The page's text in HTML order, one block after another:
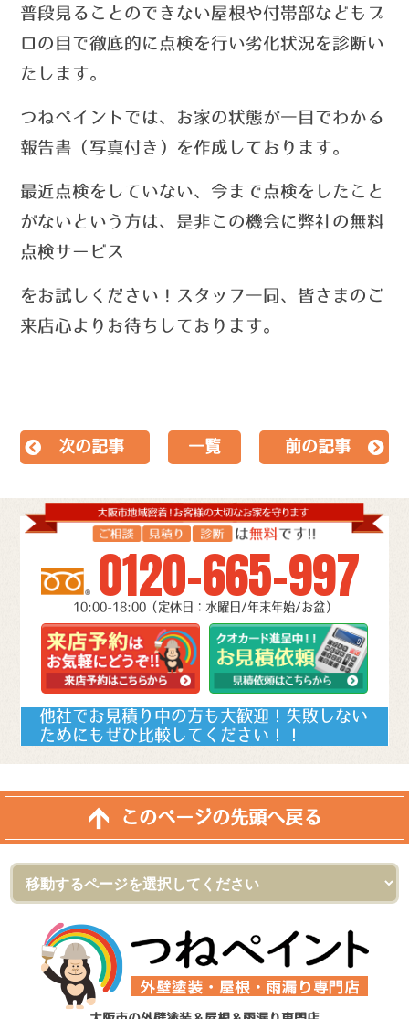
普段見ることのできない屋根や付帯部などもプ
ロの目で徹底的に点検を行い劣化状況を診断い
たします。
つねペイントでは、お家の状態が一目でわかる
報告書（写真付き）を作成しております。
最近点検をしていない、今まで点検をしたこと
がないという方は、 是非この機会に弊社の無料
点検サービス
を お試しください！ スタッフ一同、皆さまのご
来店心よりお待ちしております。
次の記事 一覧 前の記事
0120-665-997
10:00-18:00（定休日：水曜日/年末年始/お盆）
他社でお見積り中の方も大歓迎！失敗しない
ためにもぜひ比較してください！！
このページの先頭へ戻る